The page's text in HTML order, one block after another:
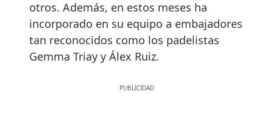
otros. Además, en estos meses ha
incorporado en su equipo a embajadores
tan reconocidos como los padelistas
Gemma Triay y Álex Ruiz.